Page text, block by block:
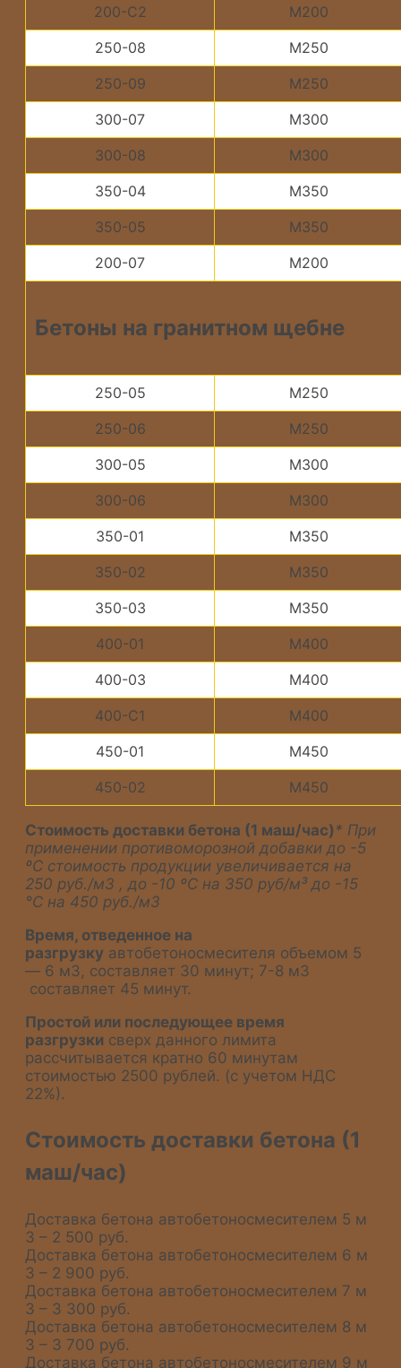
200-С2
М200
250-08
М250
250-09
М250
300-07
М300
300-08
М300
350-04
М350
350-05
М350
200-07
М200
Бетоны на гранитном щебне
250-05
М250
250-06
М250
300-05
М300
300-06
М300
350-01
М350
350-02
М350
350-03
М350
400-01
M400
400-03
M400
400-C1
M400
450-01
М450
450-02
М450
Стоимость доставки бетона (1 маш/час) * При
применении противоморозной добавки до -5
ºС стоимость продукции увеличивается на
250 руб./м3 , до -10 ºС на 350 руб/м³ до -15
°С на 450 руб./м3
Время, отведенное на
разгрузку автобетоносмесителя объемом 5
— 6 м3, составляет 30 минут; 7-8 м3
составляет 45 минут.
Простой или последующее время
разгрузки сверх данного лимита
рассчитывается кратно 60 минутам
стоимостью 2500 рублей. (с учетом НДС
22%).
Стоимость доставки бетона (1
маш/час)
Доставка бетона автобетоносмесителем 5 м
3 – 2 500 руб.
Доставка бетона автобетоносмесителем 6 м
3 – 2 900 руб.
Доставка бетона автобетоносмесителем 7 м
3 – 3 300 руб.
Доставка бетона автобетоносмесителем 8 м
3 – 3 700 руб.
Доставка бетона автобетоносмесителем 9 м